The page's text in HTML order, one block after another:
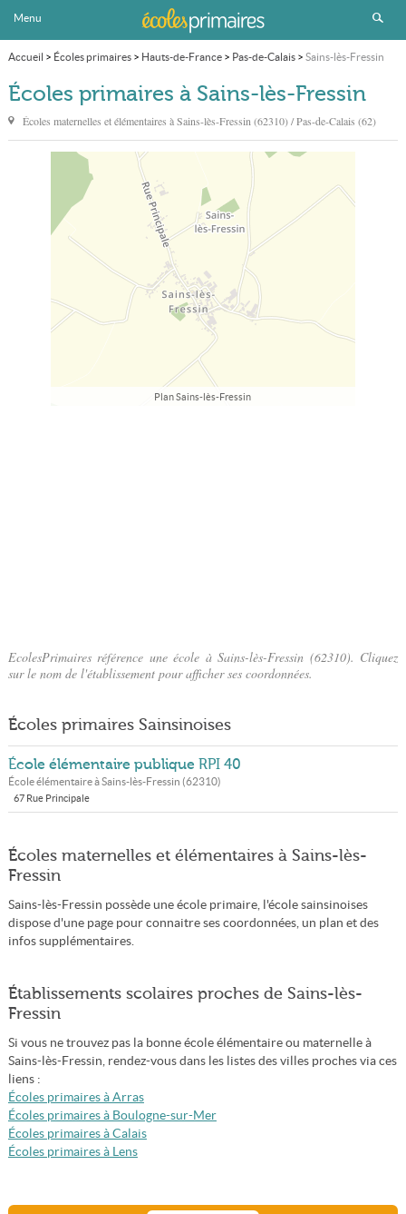
Menu
Accueil > Écoles primaires> Hauts-de-France> Pas-de-Calais> Sains-lès-Fressin
Écoles primaires à Sains-lès-Fressin
Écoles maternelles et élémentaires àSains-lès-Fressin (62310) / Pas-de-Calais (62)
Plan Sains-lès-Fressin
EcolesPrimaires référence une école à Sains-lès-Fressin (62310). Cliquez
sur le nom de l'établissement pour afficher ses coordonnées.
Écoles primaires Sainsinoises
École élémentaire publique RPI 40
École élémentaire àSains-lès-Fressin (62310)
67 Rue Principale
Écoles maternelles et élémentaires à Sains-lès-
Fressin
Sains-lès-Fressin possède une école primaire, l'école sainsinoises
dispose d'une page pour connaitre ses coordonnées, un plan et des
infos supplémentaires.
Établissements scolaires proches de Sains-lès-
Fressin
Si vous ne trouvez pas la bonne école élémentaire ou maternelle à
Sains-lès-Fressin, rendez-vous dans les listes des villes proches via ces
liens :
Écoles primaires à Arras
Écoles primaires à Boulogne-sur-Mer
Écoles primaires à Calais
Écoles primaires à Lens